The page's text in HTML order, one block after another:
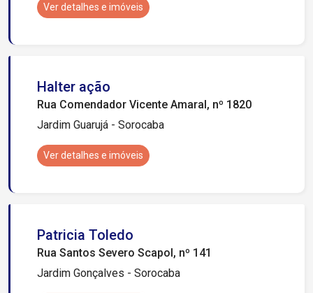
Ver detalhes e imóveis
Halter ação
Rua Comendador Vicente Amaral, nº 1820
Jardim Guarujá - Sorocaba
Ver detalhes e imóveis
Patricia Toledo
Rua Santos Severo Scapol, nº 141
Jardim Gonçalves - Sorocaba